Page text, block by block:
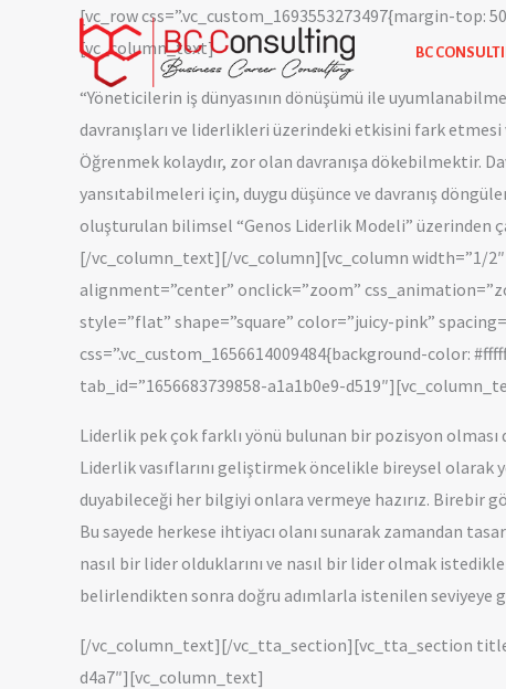
BC
[vc_row css=”.vc_custom_1693553273497{margin-
[vc_column_text]
“Yöneticilerin iş dünyasının dönüşümü ile
davranışları ve liderlikleri üzerindeki etkisini fark etmesi
Öğrenmek kolaydır, zor olan davranışa dökebilmektir.
yansıtabilmeleri için, duygu düşünce ve davranış
oluşturulan bilimsel “Genos Liderlik Modeli” üzerinden
[/vc_column_text][/vc_column][vc_column width=”1/2″
alignment=”center” onclick=”zoom”
style=”flat” shape=”square” color=”juicy-pink”
css=”.vc_custom_1656614009484{background-color:
tab_id=”1656683739858-a1a1b0e9-
Liderlik pek çok farklı yönü bulunan bir pozisyon
Liderlik vasıflarını geliştirmek öncelikle bireysel
duyabileceği her bilgiyi onlara vermeye hazırız.
Bu sayede herkese ihtiyacı olanı sunarak zamandan
nasıl bir lider olduklarını ve nasıl bir lider olmak
belirlendikten sonra doğru adımlarla istenilen seviyeye
[/vc_column_text][/vc_tta_section][vc_tta_section
d4a7″][vc_column_text]